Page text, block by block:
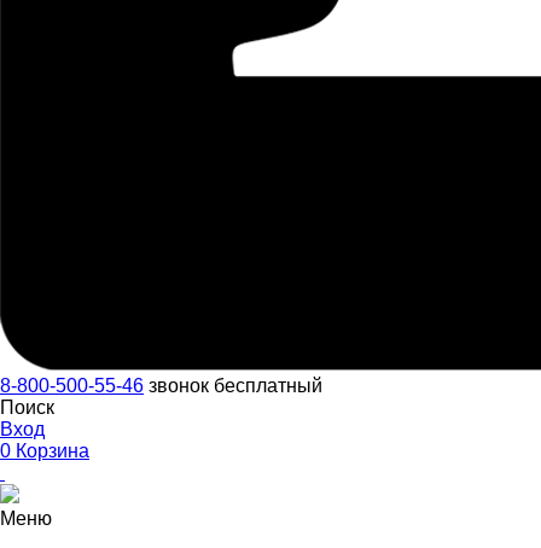
8-800-500-55-46 звонок бесплатный
Поиск
Вход
0 Корзина
Меню